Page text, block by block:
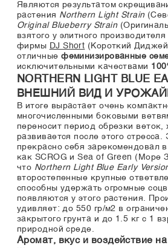
Являются результатом
растения Northern Light Strain
Original Blueberry Strain
взятого у элитного
фирмы DJ Short (Короткий
отличныефеминизированные
исключительными качествами
NORTHERN LIGHT BLUE
ВНЕШНИЙ ВИД И
В итоге вырастает очень
многочисленными боковыми
переносит период обрезки веток,
развивается после этого
прекрасно себя зарекомендовал
как SCROG и Sea of Green (Море
что Northern Light Blue Early
второстепенные крупные
способны удержать огромные
появляются у этого растения.
удивляет: до 550 гр/м2 в
закрытого грунта и до 1.5 кг с 1
природной среде.
Аромат, вкус и воздействие